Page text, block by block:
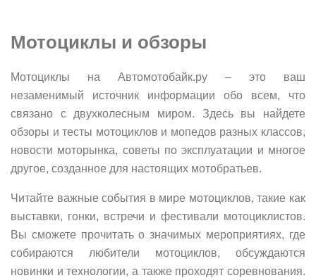
Мотоциклы и обзоры
Мотоциклы на Автомотобайк.ру – это ваш
незаменимый источник информации обо всем, что
связано с двухколесным миром. Здесь вы найдете
обзоры и тесты мотоциклов и мопедов разных классов,
новости моторынка, советы по эксплуатации и многое
другое, созданное для настоящих мотобратьев.
Читайте важные события в мире мотоциклов, такие как
выставки, гонки, встречи и фестивали мотоциклистов.
Вы сможете прочитать о значимых мероприятиях, где
собираются любители мотоциклов, обсуждаются
новинки и технологии, а также проходят соревнования.